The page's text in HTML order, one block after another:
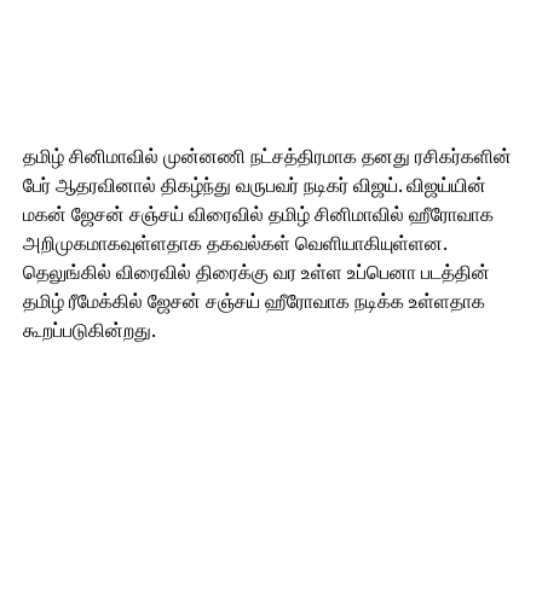
தமிழ் சினிமாவில் முன்னணி நட்சத்திரமாக தனது ரசிகர்களின்
பேர் ஆதரவினால் திகழ்ந்து வருபவர் நடிகர் விஜய். விஜய்யின்
மகன் ஜேசன் சஞ்சய் விரைவில் தமிழ் சினிமாவில் ஹீரோவாக
அறிமுகமாகவுள்ளதாக தகவல்கள் வெளியாகியுள்ளன.
தெலுங்கில் விரைவில் திரைக்கு வர உள்ள உப்பெனா படத்தின்
தமிழ் ரீமேக்கில் ஜேசன் சஞ்சய் ஹீரோவாக நடிக்க உள்ளதாக
கூறப்படுகின்றது.